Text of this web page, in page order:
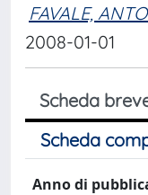
FAVALE,
2008-01-01
Scheda
Scheda
Anno di